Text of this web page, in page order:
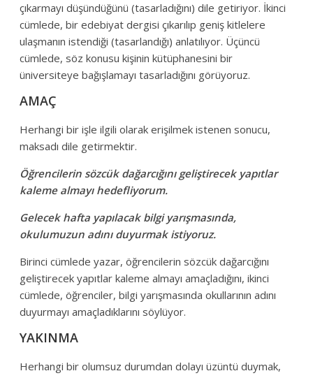
çıkarmayı düşündüğünü (tasarladığını) dile getiriyor. İkinci
cümlede, bir edebiyat dergisi çıkarılıp geniş kitlelere
ulaşmanın istendiği (tasarlandığı) anlatılıyor. Üçüncü
cümlede, söz konusu kişinin kütüphanesini bir
üniversiteye bağışlamayı tasarladığını görüyoruz.
AMAÇ
Herhangi bir işle ilgili olarak erişilmek istenen sonucu,
maksadı dile getirmektir.
Öğrencilerin sözcük dağarcığını geliştirecek yapıtlar
kaleme almayı hedefliyorum.
Gelecek hafta yapılacak bilgi yarışmasında,
okulumuzun adını duyurmak istiyoruz.
Birinci cümlede yazar, öğrencilerin sözcük dağarcığını
geliştirecek yapıtlar kaleme almayı amaçladığını, ikinci
cümlede, öğrenciler, bilgi yarışmasında okullarının adını
duyurmayı amaçladıklarını söylüyor.
YAKINMA
Herhangi bir olumsuz durumdan dolayı üzüntü duymak,